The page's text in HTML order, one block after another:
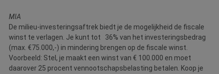
MIA
De milieu-investeringsaftrek biedt je de mogelijkheid de fiscale
winst te verlagen. Je kunt tot 36% van het investeringsbedrag
(max. €75.000,-) in mindering brengen op de fiscale winst.
Voorbeeld: Stel, je maakt een winst van € 100.000 en moet
daarover 25 procent vennootschapsbelasting betalen. Koop je